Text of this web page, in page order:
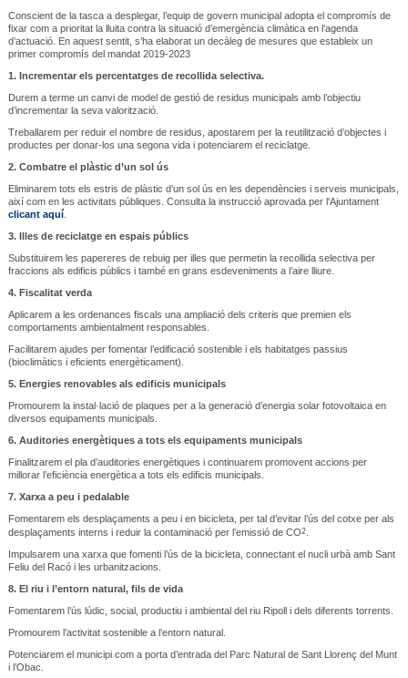
Conscient de la tasca a desplegar, l’equip de govern municipal adopta el compromís de
fixar com a prioritat la lluita contra la situació d’emergència climàtica en l’agenda
d’actuació. En aquest sentit, s’ha elaborat un decàleg de mesures que estableix un
primer compromís del mandat 2019-2023
1. Incrementar els percentatges de recollida selectiva.
Durem a terme un canvi de model de gestió de residus municipals amb l’objectiu
d’incrementar la seva valorització.
Treballarem per reduir el nombre de residus, apostarem per la reutilització d’objectes i
productes per donar-los una segona vida i potenciarem el reciclatge.
2. Combatre el plàstic d’un sol ús
Eliminarem tots els estris de plàstic d’un sol ús en les dependències i serveis municipals,
així com en les activitats públiques. Consulta la instrucció aprovada per l'Ajuntament
clicant aquí.
3. Illes de reciclatge en espais públics
Substituirem les papereres de rebuig per illes que permetin la recollida selectiva per
fraccions als edificis públics i també en grans esdeveniments a l’aire lliure.
4. Fiscalitat verda
Aplicarem a les ordenances fiscals una ampliació dels criteris que premien els
comportaments ambientalment responsables.
Facilitarem ajudes per fomentar l’edificació sostenible i els habitatges passius
(bioclimàtics i eficients energèticament).
5. Energies renovables als edificis municipals
Promourem la instal·lació de plaques per a la generació d’energia solar fotovoltaica en
diversos equipaments municipals.
6. Auditories energètiques a tots els equipaments municipals
Finalitzarem el pla d’auditories energètiques i continuarem promovent accions per
millorar l’eficiència energètica a tots els edificis municipals.
7. Xarxa a peu i pedalable
Fomentarem els desplaçaments a peu i en bicicleta, per tal d’evitar l’ús del cotxe per als
desplaçaments interns i reduir la contaminació per l’emissió de CO2.
Impulsarem una xarxa que fomenti l’ús de la bicicleta, connectant el nucli urbà amb Sant
Feliu del Racó i les urbanitzacions.
8. El riu i l’entorn natural, fils de vida
Fomentarem l’ús lúdic, social, productiu i ambiental del riu Ripoll i dels diferents torrents.
Promourem l’activitat sostenible a l’entorn natural.
Potenciarem el municipi com a porta d’entrada del Parc Natural de Sant Llorenç del Munt
i l’Obac.